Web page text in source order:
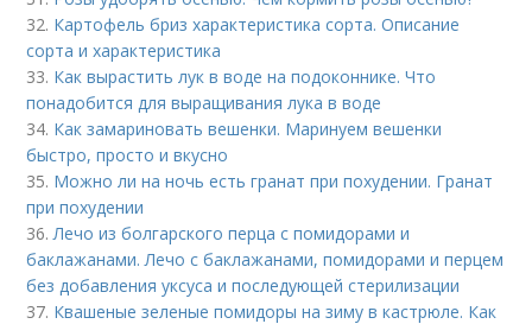
32. Картофель бриз характеристика сорта. Описание
сорта и характеристика
33. Как вырастить лук в воде на подоконнике. Что
понадобится для выращивания лука в воде
34. Как замариновать вешенки. Маринуем вешенки
быстро, просто и вкусно
35. Можно ли на ночь есть гранат при похудении. Гранат
при похудении
36. Лечо из болгарского перца с помидорами и
баклажанами. Лечо с баклажанами, помидорами и перцем
без добавления уксуса и последующей стерилизации
37. Квашеные зеленые помидоры на зиму в кастрюле. Как